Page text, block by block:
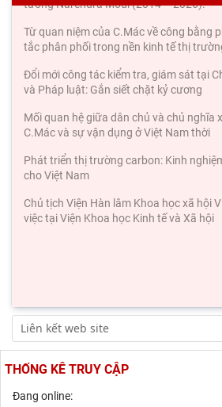
Từ Chính sách "Hướng Nam mới" và
đến hợp tác công nghệ bán dẫn Đài Loan
Ngoại giao văn hóa của Ấn Độ tại Việt
tướng Narendra Modi (2014 – 2026).
Từ quan niệm của C.Mác về công bằng
Đổi mới công tác kiểm tra, giám sát tại
và Pháp luật: Gắn siết chặt kỷ cương
Mối quan hệ giữa dân chủ và chủ nghĩa
Phát triển thị trường carbon: Kinh
THỐNG KÊ TRUY CẬP
Đang online: